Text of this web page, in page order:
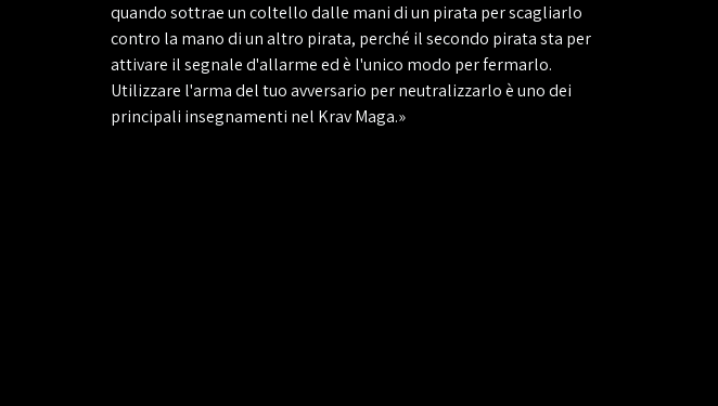
quando sottrae un coltello dalle mani di un pirata per scagliarlo
contro la mano di un altro pirata, perché il secondo pirata sta per
attivare il segnale d'allarme ed è l'unico modo per fermarlo.
Utilizzare l'arma del tuo avversario per neutralizzarlo è uno dei
principali insegnamenti nel Krav Maga.»